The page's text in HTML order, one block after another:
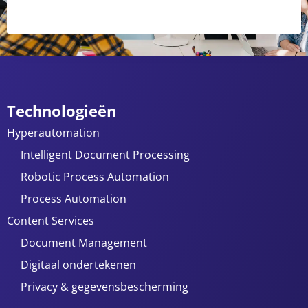
Technologieën
Hyperautomation
Intelligent Document Processing
Robotic Process Automation
Process Automation
Content Services
Document Management
Digitaal ondertekenen
Privacy & gegevensbescherming